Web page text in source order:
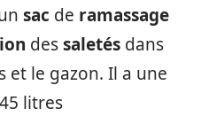
sac de ramassage
dessaletés dans
et le gazon. Il a une
litres